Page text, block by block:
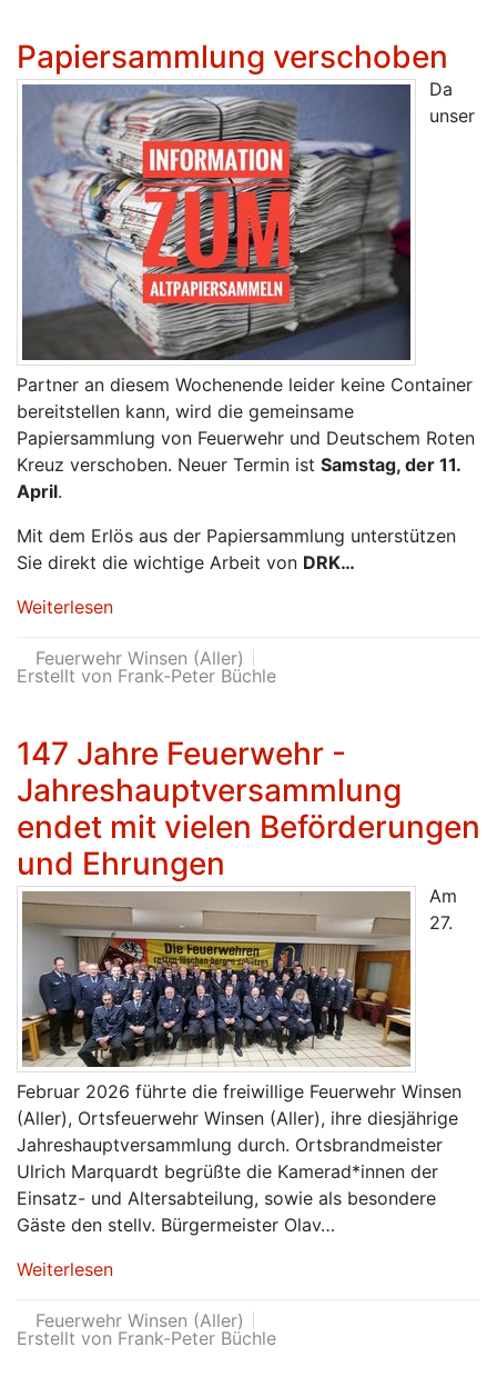
Papiersammlung verschoben
Da
unser
Partner an diesem Wochenende leider keine Container
bereitstellen kann, wird die gemeinsame
Papiersammlung von Feuerwehr und Deutschem Roten
Kreuz verschoben. Neuer Termin ist Samstag, der 11.
April.
Mit dem Erlös aus der Papiersammlung unterstützen
Sie direkt die wichtige Arbeit von DRK…
Weiterlesen
Feuerwehr Winsen (Aller)
Erstellt von Frank-Peter Büchle
147 Jahre Feuerwehr -
Jahreshauptversammlung
endet mit vielen Beförderungen
und Ehrungen
Am
27.
Februar 2026 führte die freiwillige Feuerwehr Winsen
(Aller), Ortsfeuerwehr Winsen (Aller), ihre diesjährige
Jahreshauptversammlung durch. Ortsbrandmeister
Ulrich Marquardt begrüßte die Kamerad*innen der
Einsatz- und Altersabteilung, sowie als besondere
Gäste den stellv. Bürgermeister Olav…
Weiterlesen
Feuerwehr Winsen (Aller)
Erstellt von Frank-Peter Büchle